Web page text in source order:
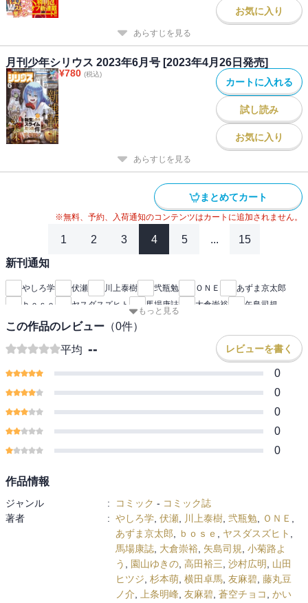
お気に入り
あらすじを見る
月刊少年シリウス 2023年6月号 [2023年4月26日発売]
¥780 (税込)
カートに入れる
試し読み
お気に入り
あらすじを見る
まとめてカート
※無料、予約、入荷通知のコンテンツはカートに追加されません。
1 2 3 4 5 ... 15
新刊通知
やしろ学 伏瀬 川上泰樹 弐瓶勉 ＯＮＥ
あずま京太郎
ｂｏｓｅ
ヤスダスズヒト 馬場康誌 大倉崇裕
矢島司規
小菊路よう
園山ゆきの
上条明峰
友麻碧
蒼空チョコ
かいれめく
ゆづか正成
マツモトケンゴ
光永康則 空山トキ 五色安未
泉乃せん
伍長
伏瀬
もっと見る
この作品のレビュー （0件）
平均 -- レビューを書く
0
0
0
0
0
作品情報
ジャンル : コミック - コミック誌
著者
: やしろ学, 伏瀬, 川上泰樹, 弐瓶勉, ＯＮＥ ,
あずま京太郎, ｂｏｓｅ , ヤスダスズヒト ,
馬場康誌, 大倉崇裕, 矢島司規, 小菊路よ
う , 園山ゆきの, 高田裕三, 沙村広明, 山田
ヒツジ, 杉本萌, 横田卓馬, 友麻碧, 藤丸豆
ノ介, 上条明峰, 友麻碧, 蒼空チョコ, かい